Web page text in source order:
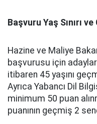
Başvuru Yaş Sınırı
Hazine ve Maliye
başvurusu için
itibaren 45 yaşını
Ayrıca Yabancı Dil
minimum 50 puan
puanının geçmiş 2